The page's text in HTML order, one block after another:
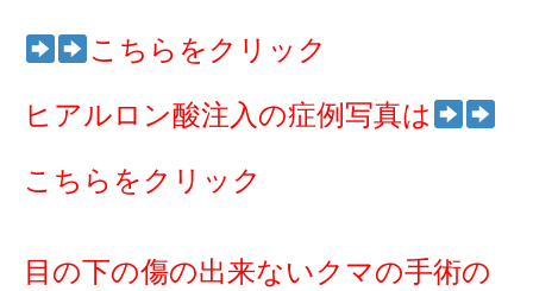
こちらをクリック
ヒアルロン酸注入の症例写真は
こちらをクリック
目の下の傷の出来ないクマの手術の